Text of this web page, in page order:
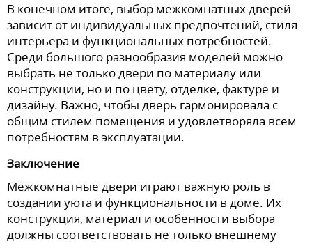
В конечном итоге, выбор межкомнатных дверей
зависит от индивидуальных предпочтений, стиля
интерьера и функциональных потребностей.
Среди большого разнообразия моделей можно
выбрать не только двери по материалу или
конструкции, но и по цвету, отделке, фактуре и
дизайну. Важно, чтобы дверь гармонировала с
общим стилем помещения и удовлетворяла всем
потребностям в эксплуатации.
Заключение
Межкомнатные двери играют важную роль в
создании уюта и функциональности в доме. Их
конструкция, материал и особенности выбора
должны соответствовать не только внешнему